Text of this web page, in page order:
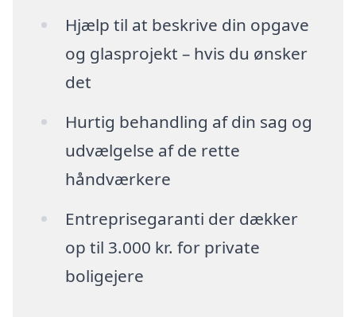
Hjælp til at beskrive din opgave
og glasprojekt – hvis du ønsker
det
Hurtig behandling af din sag og
udvælgelse af de rette
håndværkere
Entreprisegaranti der dækker
op til 3.000 kr. for private
boligejere